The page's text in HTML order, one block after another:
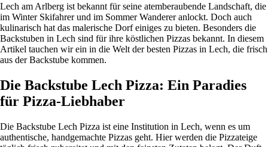
Lech am Arlberg ist bekannt für seine atemberaubende Landschaft, die
im Winter Skifahrer und im Sommer Wanderer anlockt. Doch auch
kulinarisch hat das malerische Dorf einiges zu bieten. Besonders die
Backstuben in Lech sind für ihre köstlichen Pizzas bekannt. In diesem
Artikel tauchen wir ein in die Welt der besten Pizzas in Lech, die frisch
aus der Backstube kommen.
Die Backstube Lech Pizza: Ein Paradies
für Pizza-Liebhaber
Die Backstube Lech Pizza ist eine Institution in Lech, wenn es um
authentische, handgemachte Pizzas geht. Hier werden die Pizzateige